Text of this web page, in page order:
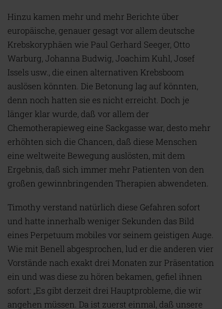
Hinzu kamen mehr und mehr Berichte über
europäische, genauer gesagt vor allem deutsche
Krebskoryphäen wie Paul Gerhard Seeger, Otto
Warburg, Johanna Budwig, Joachim Kuhl, Josef
Issels usw., die einen alternativen Krebsboom
auslösen könnten. Die Betonung lag auf könnten,
denn noch hatten sie es nicht erreicht. Doch je
länger klar wurde, daß vor allem der
Chemotherapieweg eine Sackgasse war, desto mehr
erhöhten sich die Chancen, daß diese Menschen
eine weltweite Bewegung auslösten, mit dem
Ergebnis, daß sich immer mehr Patienten von den
großen gewinnbringenden Therapien abwendeten.
Timothy verstand natürlich diese Gefahren sofort
und hatte innerhalb weniger Sekunden das Bild
eines Perpetuum mobiles vor seinem geistigen Auge.
Wie mit Benell abgesprochen, lud er die anderen vier
Vorstände nach exakt drei Monaten zur Präsentation
ein und was diese zu hören bekamen, gefiel ihnen
sofort: „Es gibt derzeit drei Hauptprobleme, die wir
angehen müssen. Da ist zuerst einmal, daß unsere